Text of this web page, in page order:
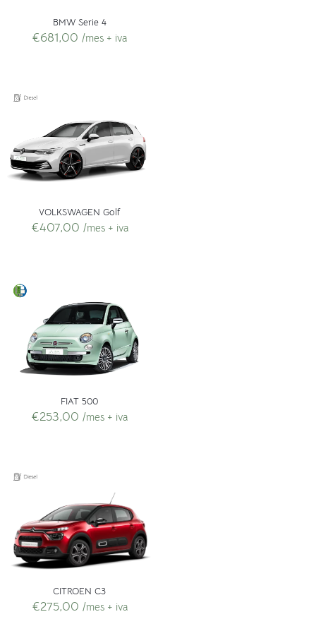
BMW Serie 4
€681,00 /mes + iva
VOLKSWAGEN Golf
€407,00 /mes + iva
FIAT 500
€253,00 /mes + iva
CITROEN C3
€275,00 /mes + iva